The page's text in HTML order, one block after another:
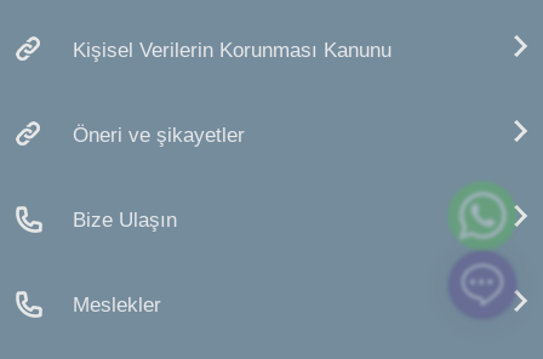
Kişisel Verilerin Korunması Kanunu
Öneri ve şikayetler
Bize Ulaşın
Meslekler